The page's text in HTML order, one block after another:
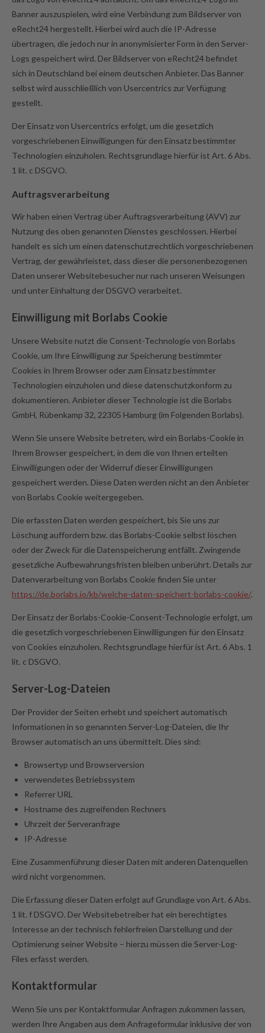
Banner auszuspielen, wird eine Verbindung zum Bildserver von
eRecht24 hergestellt. Hierbei wird auch die IP-Adresse
übertragen, die jedoch nur in anonymisierter Form in den Server-
Logs gespeichert wird. Der Bildserver von eRecht24 befindet
sich in Deutschland bei einem deutschen Anbieter. Das Banner
selbst wird ausschließlich von Usercentrics zur Verfügung
gestellt.
Der Einsatz von Usercentrics erfolgt, um die gesetzlich
vorgeschriebenen Einwilligungen für den Einsatz bestimmter
Technologien einzuholen. Rechtsgrundlage hierfür ist Art. 6 Abs.
1 lit. c DSGVO.
Auftragsverarbeitung
Wir haben einen Vertrag über Auftragsverarbeitung (AVV) zur
Nutzung des oben genannten Dienstes geschlossen. Hierbei
handelt es sich um einen datenschutzrechtlich vorgeschriebenen
Vertrag, der gewährleistet, dass dieser die personenbezogenen
Daten unserer Websitebesucher nur nach unseren Weisungen
und unter Einhaltung der DSGVO verarbeitet.
Einwilligung mit Borlabs Cookie
Unsere Website nutzt die Consent-Technologie von Borlabs
Cookie, um Ihre Einwilligung zur Speicherung bestimmter
Cookies in Ihrem Browser oder zum Einsatz bestimmter
Technologien einzuholen und diese datenschutzkonform zu
dokumentieren. Anbieter dieser Technologie ist die Borlabs
GmbH, Rübenkamp 32, 22305 Hamburg (im Folgenden Borlabs).
Wenn Sie unsere Website betreten, wird ein Borlabs-Cookie in
Ihrem Browser gespeichert, in dem die von Ihnen erteilten
Einwilligungen oder der Widerruf dieser Einwilligungen
gespeichert werden. Diese Daten werden nicht an den Anbieter
von Borlabs Cookie weitergegeben.
Die erfassten Daten werden gespeichert, bis Sie uns zur
Löschung auffordern bzw. das Borlabs-Cookie selbst löschen
oder der Zweck für die Datenspeicherung entfällt. Zwingende
gesetzliche Aufbewahrungsfristen bleiben unberührt. Details zur
Datenverarbeitung von Borlabs Cookie finden Sie unter
https://de.borlabs.io/kb/welche-daten-speichert-borlabs-cookie/.
Der Einsatz der Borlabs-Cookie-Consent-Technologie erfolgt, um
die gesetzlich vorgeschriebenen Einwilligungen für den Einsatz
von Cookies einzuholen. Rechtsgrundlage hierfür ist Art. 6 Abs. 1
lit. c DSGVO.
Server-Log-Dateien
Der Provider der Seiten erhebt und speichert automatisch
Informationen in so genannten Server-Log-Dateien, die Ihr
Browser automatisch an uns übermittelt. Dies sind:
Browsertyp und Browserversion
verwendetes Betriebssystem
Referrer URL
Hostname des zugreifenden Rechners
Uhrzeit der Serveranfrage
IP-Adresse
Eine Zusammenführung dieser Daten mit anderen Datenquellen
wird nicht vorgenommen.
Die Erfassung dieser Daten erfolgt auf Grundlage von Art. 6 Abs.
1 lit. f DSGVO. Der Websitebetreiber hat ein berechtigtes
Interesse an der technisch fehlerfreien Darstellung und der
Optimierung seiner Website – hierzu müssen die Server-Log-
Files erfasst werden.
Kontaktformular
Wenn Sie uns per Kontaktformular Anfragen zukommen lassen,
werden Ihre Angaben aus dem Anfrageformular inklusive der von